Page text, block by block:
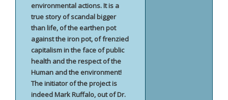
environmental actions. It is a
true story of scandal bigger
than life, of the earthen pot
against the iron pot, of frenzied
capitalism in the face of public
health and the respect of the
Human and the environment!
The initiator of the project is
indeed Mark Ruffalo, out of Dr.